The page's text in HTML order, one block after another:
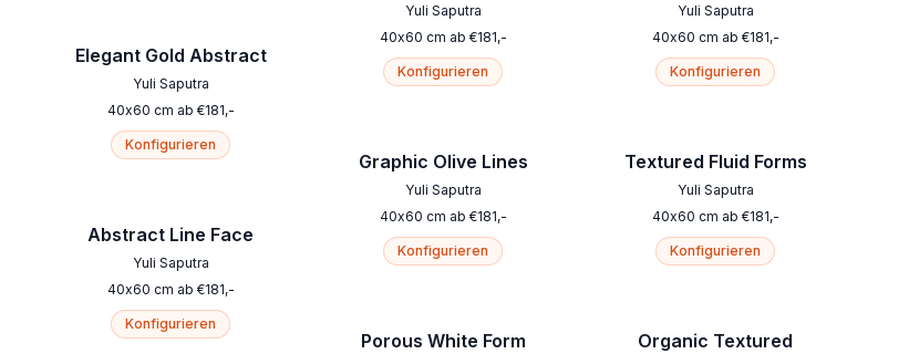
Elegant Gold Abstract
Yuli Saputra
40x60 cm ab €181,-
Konfigurieren
Abstract Line Face
Yuli Saputra
40x60 cm ab €181,-
Konfigurieren
Yuli Saputra
40x60 cm ab €181,-
Konfigurieren
Graphic Olive Lines
Yuli Saputra
40x60 cm ab €181,-
Konfigurieren
Porous White Form
Yuli Saputra
40x60 cm ab €181,-
Konfigurieren
Textured Fluid Forms
Yuli Saputra
40x60 cm ab €181,-
Konfigurieren
Organic Textured